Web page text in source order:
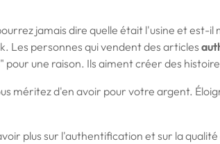
jamais dire quelle était l'usine et est-
Les personnes qui vendent des articles
pour une raison. Ils aiment créer des
méritez d'en avoir pour votre argent.
plus sur l'authentification et sur la